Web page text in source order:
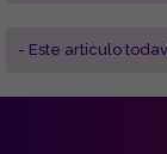
- Este articulo